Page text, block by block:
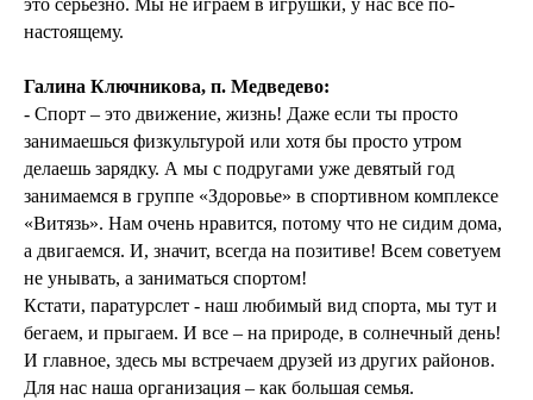
это серьезно. Мы не играем в игрушки, у нас все по-
настоящему.
Галина Ключникова, п. Медведево:
- Спорт – это движение, жизнь! Даже если ты просто
занимаешься физкультурой или хотя бы просто утром
делаешь зарядку. А мы с подругами уже девятый год
занимаемся в группе «Здоровье» в спортивном комплексе
«Витязь». Нам очень нравится, потому что не сидим дома,
а двигаемся. И, значит, всегда на позитиве! Всем советуем
не унывать, а заниматься спортом!
Кстати, паратурслет - наш любимый вид спорта, мы тут и
бегаем, и прыгаем. И все – на природе, в солнечный день!
И главное, здесь мы встречаем друзей из других районов.
Для нас наша организация – как большая семья.